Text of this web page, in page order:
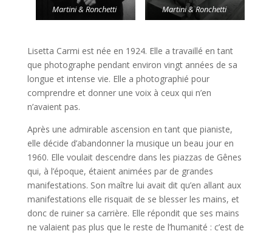
Martini & Ronchetti
Martini & Ronchetti
Lisetta Carmi est née en 1924. Elle a travaillé en tant
que photographe pendant environ vingt années de sa
longue et intense vie. Elle a photographié pour
comprendre et donner une voix à ceux qui n’en
n’avaient pas.
Après une admirable ascension en tant que pianiste,
elle décide d’abandonner la musique un beau jour en
1960. Elle voulait descendre dans les piazzas de Gênes
qui, à l’époque, étaient animées par de grandes
manifestations. Son maître lui avait dit qu’en allant aux
manifestations elle risquait de se blesser les mains, et
donc de ruiner sa carrière. Elle répondit que ses mains
ne valaient pas plus que le reste de l’humanité : c’est de